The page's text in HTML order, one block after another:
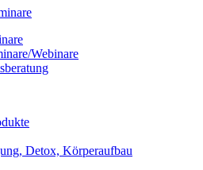
Webinare
Detox, Körperaufbau